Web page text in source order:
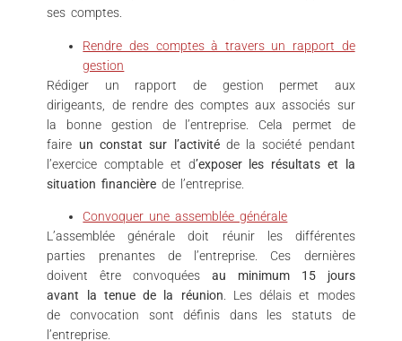
ses comptes.
Rendre des comptes à travers un rapport de
gestion
Rédiger un rapport de gestion permet aux
dirigeants, de rendre des comptes aux associés sur
la bonne gestion de l’entreprise. Cela permet de
faire un constat sur l’activitéde la société pendant
l’exercice comptable et d’exposer les résultats et la
situation financière de l’entreprise.
Convoquer une assemblée générale
L’assemblée générale doit réunir les différentes
parties prenantes de l’entreprise. Ces dernières
doivent être convoquées au minimum 15 jours
avant la tenue de la réunion . Les délais et modes
de convocation sont définis dans les statuts de
l’entreprise.